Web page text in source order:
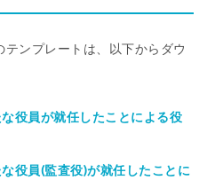
ンプレートは、以下からダウ
役員が就任したことによる役
役員(監査役)が就任したことに